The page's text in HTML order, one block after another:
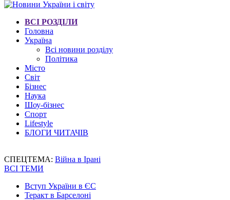
ВСІ РОЗДІЛИ
Головна
Україна
Всі новини розділу
Політика
Місто
Світ
Бізнес
Наука
Шоу-бізнес
Спорт
Lifestyle
БЛОГИ ЧИТАЧІВ
СПЕЦТЕМА: Війна в Ірані
ВСІ ТЕМИ
Вступ України в ЄС
Теракт в Барселоні